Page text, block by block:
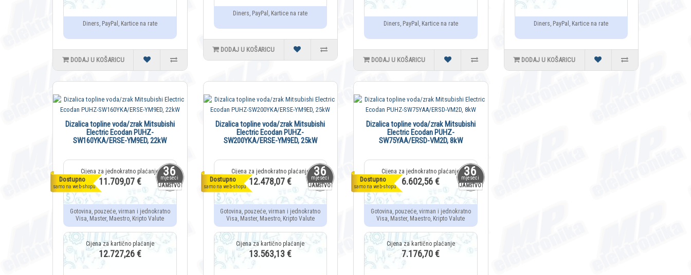
Diners, PayPal, Kartice na rate
DODAJ U KOŠARICU
Diners, PayPal, Kartice na rate
DODAJ U KOŠARICU
Diners, PayPal, Kartice na rate
DODAJ U KOŠARICU
Diners, PayPal, Kartice na rate
DODAJ U KOŠARICU
36
mjeseci
JAMSTVO
Dostupno
samo na web-shopu
Dizalica topline voda/zrak Mitsubishi
Electric Ecodan PUHZ-
SW160YKA/ERSE-YM9ED, 22kW
11.709,07 €
Gotovina, pouzeće, virman i jednokratno
Visa, Master, Maestro, Kripto Valute
12.727,26 €
36
mjeseci
JAMSTVO
Dostupno
samo na web-shopu
Dizalica topline voda/zrak Mitsubishi
Electric Ecodan PUHZ-
SW200YKA/ERSE-YM9ED, 25kW
12.478,07 €
Gotovina, pouzeće, virman i jednokratno
Visa, Master, Maestro, Kripto Valute
13.563,13 €
36
mjeseci
JAMSTVO
Dostupno
samo na web-shopu
Dizalica topline voda/zrak Mitsubishi
Electric Ecodan PUHZ-
SW75YAA/ERSD-VM2D, 8kW
6.602,56 €
Gotovina, pouzeće, virman i jednokratno
Visa, Master, Maestro, Kripto Valute
7.176,70 €